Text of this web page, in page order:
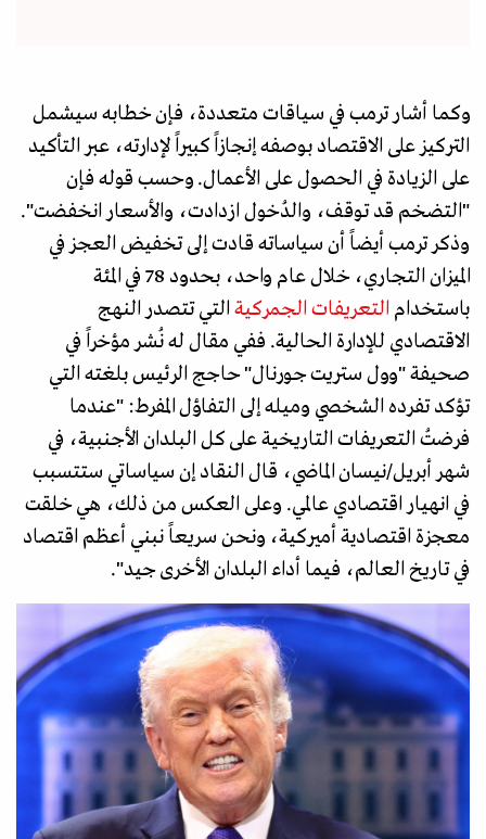
وكما أشار ترمب في سياقات متعددة، فإن خطابه سيشمل
التركيز على الاقتصاد بوصفه إنجازاً كبيراً لإدارته، عبر التأكيد
على الزيادة في الحصول على الأعمال. وحسب قوله فإن
"التضخم قد توقف، والدُخول ازدادت، والأسعار انخفضت".
وذكر ترمب أيضاً أن سياساته قادت إلى تخفيض العجز في
الميزان التجاري، خلال عام واحد، بحدود 78 في المئة
باستخدام التعريفات الجمركية التي تتصدر النهج
الاقتصادي للإدارة الحالية. ففي مقال له نُشر مؤخراً في
صحيفة "وول ستريت جورنال" حاجج الرئيس بلغته التي
تؤكد تفرده الشخصي وميله إلى التفاؤل المفرط: "عندما
فرضتُ التعريفات التاريخية على كل البلدان الأجنبية، في
شهر أبريل/نيسان الماضي، قال النقاد إن سياساتي ستتسبب
في انهيار اقتصادي عالمي. وعلى العكس من ذلك، هي خلقت
معجزة اقتصادية أميركية، ونحن سريعاً نبني أعظم اقتصاد
في تاريخ العالم، فيما أداء البلدان الأخرى جيد".